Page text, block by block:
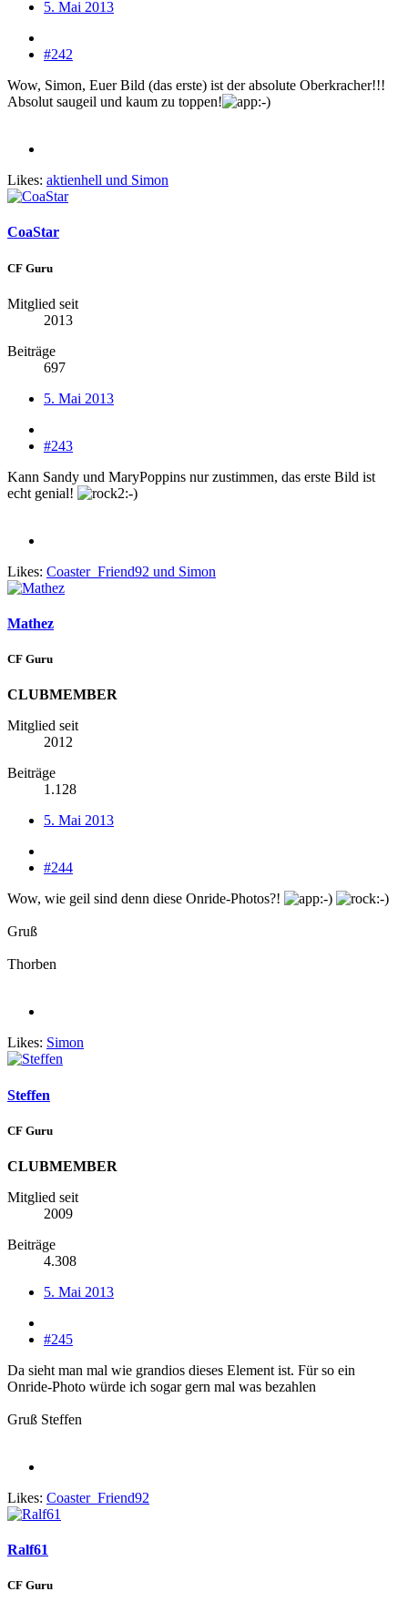
5. Mai 2013
#242
Wow, Simon, Euer Bild (das erste) ist der absolute Oberkracher!!!
Absolut saugeil und kaum zu toppen!
Likes: aktienhell und Simon
CoaStar
CF Guru
Mitglied seit
2013
Beiträge
697
5. Mai 2013
#243
Kann Sandy und MaryPoppins nur zustimmen, das erste Bild ist
echt genial!
Likes: Coaster_Friend92 und Simon
Mathez
CF Guru
CLUBMEMBER
Mitglied seit
2012
Beiträge
1.128
5. Mai 2013
#244
Wow, wie geil sind denn diese Onride-Photos?!
Gruß
Thorben
Likes: Simon
Steffen
CF Guru
CLUBMEMBER
Mitglied seit
2009
Beiträge
4.308
5. Mai 2013
#245
Da sieht man mal wie grandios dieses Element ist. Für so ein
Onride-Photo würde ich sogar gern mal was bezahlen
Gruß Steffen
Likes: Coaster_Friend92
Ralf61
CF Guru